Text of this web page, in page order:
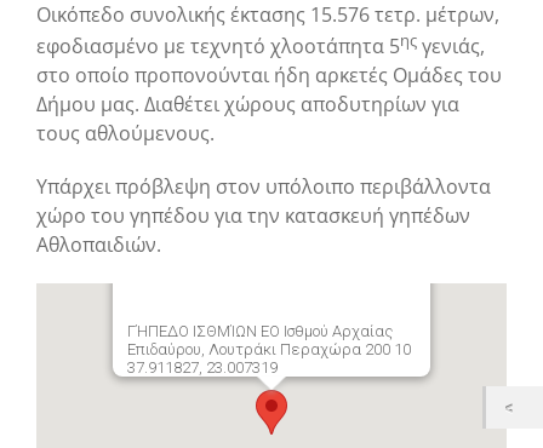
Οικόπεδο συνολικής έκτασης 15.576 τετρ. μέτρων,
εφοδιασμένο με τεχνητό χλοοτάπητα 5ης γενιάς,
στο οποίο προπονούνται ήδη αρκετές Ομάδες του
Δήμου μας. Διαθέτει χώρους αποδυτηρίων για
τους αθλούμενους.
Υπάρχει πρόβλεψη στον υπόλοιπο περιβάλλοντα
χώρο του γηπέδου για την κατασκευή γηπέδων
Αθλοπαιδιών.
ΓΉΠΕΔΟ ΙΣΘΜΊΩΝ ΕΟ Ισθμού Αρχαίας
Επιδαύρου, Λουτράκι Περαχώρα 200 10
37.911827, 23.007319